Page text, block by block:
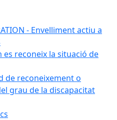
- Envelliment actiu a
es reconeix la situació de
de reconeixement o
grau de la discapacitat